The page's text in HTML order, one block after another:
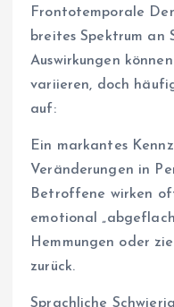
Frontotemporale
breites Spektrum an
Auswirkungen
variieren, doch
auf:
Ein markantes
Veränderungen in
Betroffene wirken
emotional
Hemmungen oder
zurück.
Sprachliche